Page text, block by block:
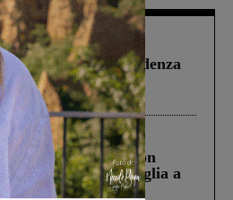
1 Agosto 2026
oltre la scadenza
d’Italia: “Un
struttura di Castiglion
aveva ucciso la figlia a